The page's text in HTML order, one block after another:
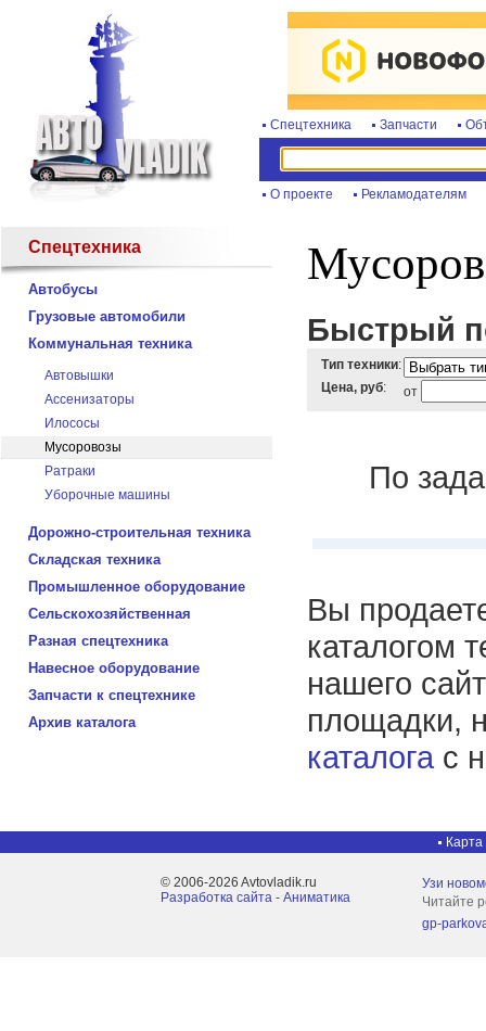
Спецтехника Запчасти
О проекте Рекламодателям
Спецтехника
Автобусы
Грузовые автомобили
Коммунальная техника
Автовышки
Ассенизаторы
Илососы
Мусоровозы
Ратраки
Уборочные машины
Дорожно-строительная техника
Складская техника
Промышленное оборудование
Сельскохозяйственная
Разная спецтехника
Навесное оборудование
Запчасти к спецтехнике
Архив каталога
Быстрый
Тип техники:
Цена, руб: от
По
Вы
каталогом
нашего
площадки,
каталога с
Карта
© 2006-2026 Avtovladik.ru
Разработка сайта - Aниматика
Узи
Читайте
gp-